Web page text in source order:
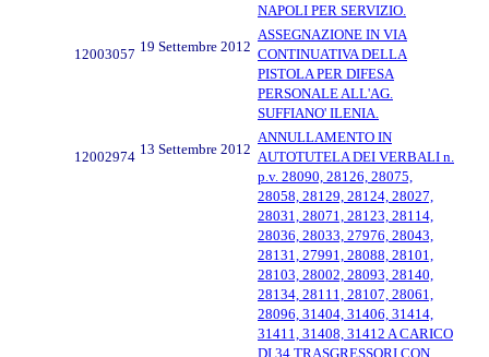
NAPOLI PER SERVIZIO.
12003057 19 Settembre 2012
ASSEGNAZIONE IN VIA
CONTINUATIVA DELLA
PISTOLA PER DIFESA
PERSONALE ALL'AG.
SUFFIANO' ILENIA.
12002974 13 Settembre 2012
ANNULLAMENTO IN
AUTOTUTELA DEI VERBALI n.
p.v. 28090, 28126, 28075,
28058, 28129, 28124, 28027,
28031, 28071, 28123, 28114,
28036, 28033, 27976, 28043,
28131, 27991, 28088, 28101,
28103, 28002, 28093, 28140,
28134, 28111, 28107, 28061,
28096, 31404, 31406, 31414,
31411, 31408, 31412 A CARICO
DI 34 TRASGRESSORI CON